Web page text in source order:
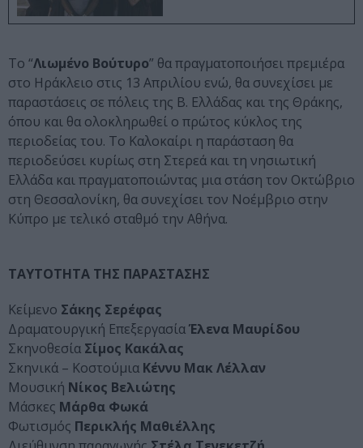
To “Λιωμένο Βούτυρο” θα πραγματοποιήσει πρεμιέρα
στo Ηράκλειο στις 13 Απριλίου ενώ, θα συνεχίσει με
παραστάσεις σε πόλεις της Β. Ελλάδας και της Θράκης,
όπου και θα ολοκληρωθεί ο πρώτος κύκλος της
περιοδείας του. Το Καλοκαίρι η παράσταση θα
περιοδεύσει κυρίως στη Στερεά και τη νησιωτική
Ελλάδα και πραγματοποιώντας μια στάση τον Οκτώβριο
στη Θεσσαλονίκη, θα συνεχίσει τον Νοέμβριο στην
Κύπρο με τελικό σταθμό την Αθήνα.
ΤΑΥΤΟΤΗΤΑ ΤΗΣ ΠΑΡΑΣΤΑΣΗΣ
Κείμενο Σάκης Σερέφας
Δραματουργική ΕπεξεργασίαΈλενα Μαυρίδου
Σκηνοθεσία Σίμος Κακάλας
Σκηνικά – Κοστούμια Κέννυ Μακ Λέλλαν
Μουσική Νίκος Βελιώτης
Μάσκες Μάρθα Φωκά
Φωτισμός Περικλής Μαθιέλλης